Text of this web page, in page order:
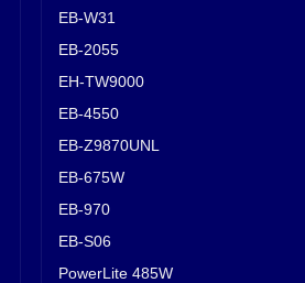
EB-W31
EB-2055
EH-TW9000
EB-4550
EB-Z9870UNL
EB-675W
EB-970
EB-S06
PowerLite 485W